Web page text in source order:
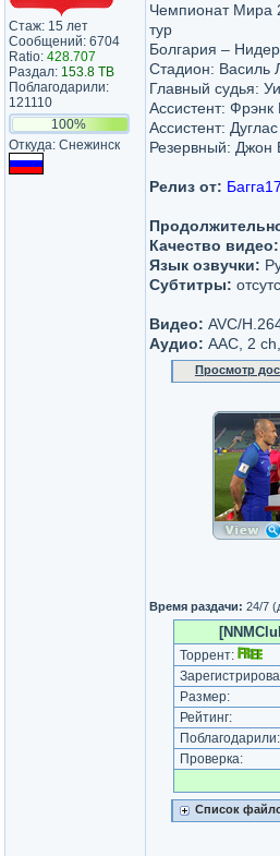
Стаж: 15 лет
Сообщений: 6704
Ratio: 428.707
Раздал: 153.8 TB
Поблагодарили:
121110
100%
Откуда: Снежинск
Чемпионат Мира
тур
Болгария –
Стадион: Василь
Главный судья:
Ассистент:
Ассистент:
Резервный: Джон
Релиз от:
Качество видео:
Язык озвучки:
Субтитры:
Видео: AVC/
Аудио: AAC, 2
Просмотр
Время раздачи: 24/7
Торрент:
Размер:
Рейтинг:
Поблагодарили:
Проверка:
Список